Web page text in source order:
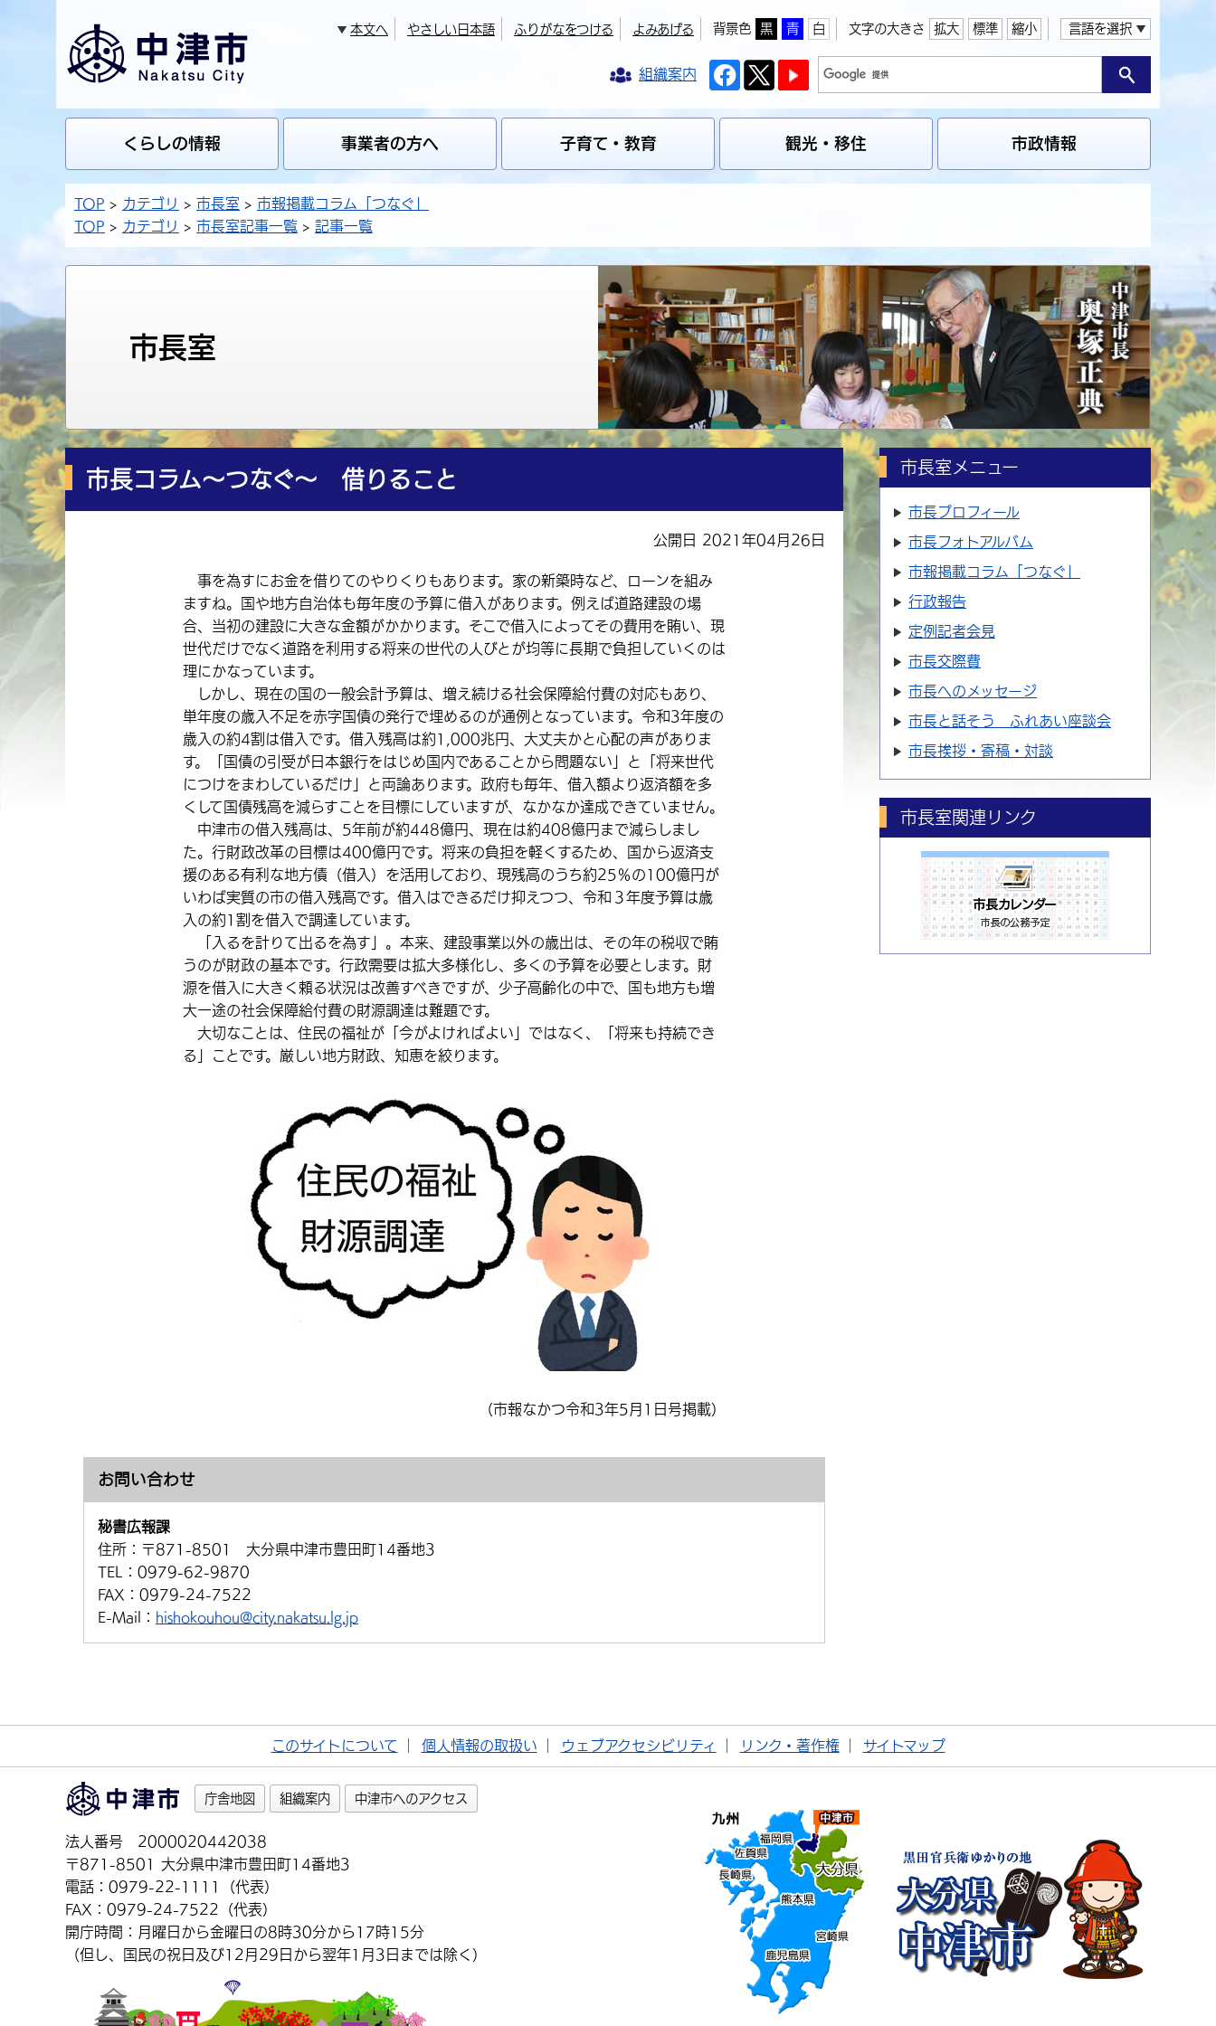
本文へ やさしい日本語 ふりがなをつける よみあげる 背景色 黒 青 白 文字の大きさ 拡大 標準 縮小 言語を選択
組織案内
くらしの情報 事業者の方へ 子育て・教育 観光・移住 市政情報
TOP カテゴリ 市長室
市報掲載コラム「つなぐ」
TOP
カテゴリ 市長室記事一覧 記事一覧
市長室
市長コラム～つなぐ～ 借りること
公開日 2021年04月26日
事を為すにお金を借りてのやりくりもあります。家の新築時など、ローンを組み
ますね。国や地方自治体も毎年度の予算に借入があります。例えば道路建設の場
合、当初の建設に大きな金額がかかります。そこで借入によってその費用を賄い、現
世代だけでなく道路を利用する将来の世代の人びとが均等に長期で負担していくのは
理にかなっています。
しかし、現在の国の一般会計予算は、増え続ける社会保障給付費の対応もあり、
単年度の歳入不足を赤字国債の発行で埋めるのが通例となっています。令和3年度の
歳入の約4割は借入です。借入残高は約1,000兆円、大丈夫かと心配の声がありま
す。「国債の引受が日本銀行をはじめ国内であることから問題ない」と「将来世代
につけをまわしているだけ」と両論あります。政府も毎年、借入額より返済額を多
くして国債残高を減らすことを目標にしていますが、なかなか達成できていません。
中津市の借入残高は、5年前が約448億円、現在は約408億円まで減らしまし
た。行財政改革の目標は400億円です。将来の負担を軽くするため、国から返済支
援のある有利な地方債（借入）を活用しており、現残高のうち約25％の100億円が
いわば実質の市の借入残高です。借入はできるだけ抑えつつ、令和３年度予算は歳
入の約1割を借入で調達しています。
「入るを計りて出るを為す」。本来、建設事業以外の歳出は、その年の税収で賄
うのが財政の基本です。行政需要は拡大多様化し、多くの予算を必要とします。財
源を借入に大きく頼る状況は改善すべきですが、少子高齢化の中で、国も地方も増
大一途の社会保障給付費の財源調達は難題です。
大切なことは、住民の福祉が「今がよければよい」ではなく、「将来も持続でき
る」ことです。厳しい地方財政、知恵を絞ります。
（市報なかつ令和3年5月1日号掲載）
お問い合わせ
秘書広報課
住所： 〒871-8501 大分県中津市豊田町14番地3
TEL： 0979-62-9870
FAX： 0979-24-7522
E-Mail： hishokouhou@city.nakatsu.lg.jp
市長室メニュー
市長プロフィール
市長フォトアルバム
市報掲載コラム「つなぐ」
行政報告
定例記者会見
市長交際費
市長へのメッセージ
市長と話そう ふれあい座談会
市長挨拶・寄稿・対談
市長室関連リンク
このサイトについて 個人情報の取扱い ウェブアクセシビリティ リンク・著作権 サイトマップ
庁舎地図 組織案内 中津市へのアクセス
法人番号 2000020442038
〒871-8501 大分県中津市豊田町14番地3
電話：0979-22-1111（代表）
FAX：0979-24-7522（代表）
開庁時間：月曜日から金曜日の8時30分から17時15分
（但し、国民の祝日及び12月29日から翌年1月3日までは除く）